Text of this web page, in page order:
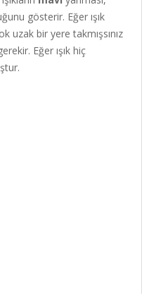
gösterir. Eğer ışık
uzak bir yere takmışsınız
Eğer ışık hiç